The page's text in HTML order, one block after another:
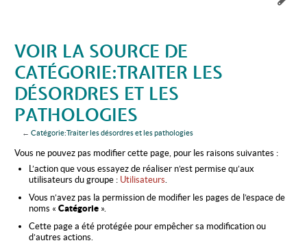
VOIR LA SOURCE DE
CATÉGORIE:TRAITER LES
DÉSORDRES ET LES
PATHOLOGIES
← Catégorie:Traiter les désordres et les pathologies
Vous ne pouvez pas modifier cette page, pour les raisons suivantes :
L’action que vous essayez de réaliser n’est permise qu’aux
utilisateurs du groupe : Utilisateurs
Vous n’avez pas la permission de modifier les pages de l’espace de
noms « Catégorie».
Cette page a été protégée pour empêcher sa modification ou
d’autres actions.